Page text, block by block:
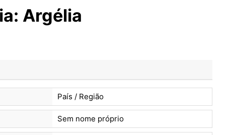
Argélia
País / Região
Sem nome próprio